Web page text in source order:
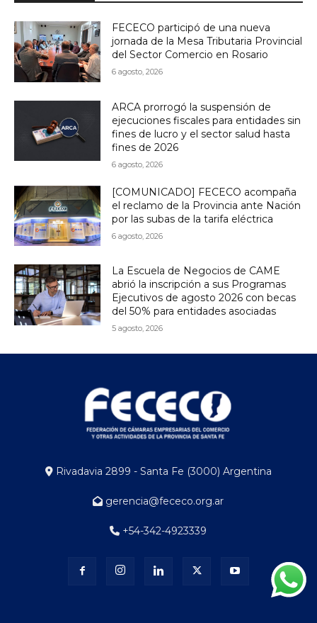
FECECO participó de una nueva
jornada de la Mesa Tributaria Provincial
del Sector Comercio en Rosario
6 agosto, 2026
ARCA prorrogó la suspensión de
ejecuciones fiscales para entidades sin
fines de lucro y el sector salud hasta
fines de 2026
6 agosto, 2026
[COMUNICADO] FECECO acompaña
el reclamo de la Provincia ante Nación
por las subas de la tarifa eléctrica
6 agosto, 2026
La Escuela de Negocios de CAME
abrió la inscripción a sus Programas
Ejecutivos de agosto 2026 con becas
del 50% para entidades asociadas
5 agosto, 2026
Rivadavia 2899 - Santa Fe (3000) Argentina
gerencia@fececo.org.ar
+54-342-4923339